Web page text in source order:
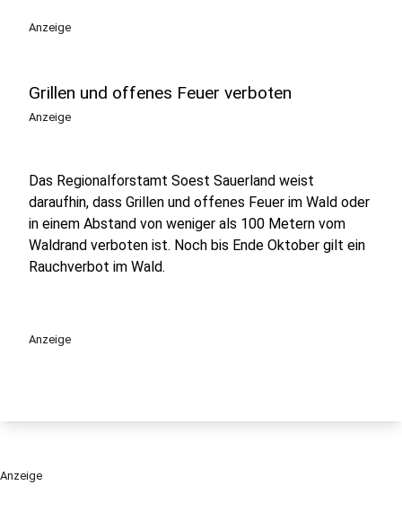
Anzeige
Grillen und offenes Feuer verboten
Anzeige
Das Regionalforstamt Soest Sauerland weist
daraufhin, dass Grillen und offenes Feuer im Wald oder
in einem Abstand von weniger als 100 Metern vom
Waldrand verboten ist. Noch bis Ende Oktober gilt ein
Rauchverbot im Wald.
Anzeige
Anzeige